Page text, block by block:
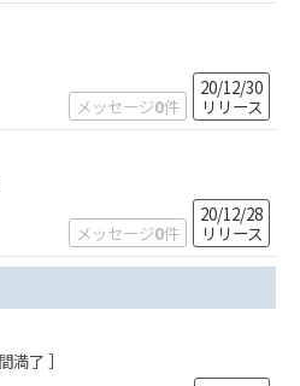
メッセージ0件
20/12/30
リリース
メッセージ0件
20/12/28
リリース
満了 ］